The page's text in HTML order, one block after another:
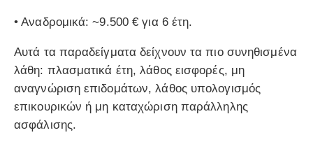
• Αναδρομικά: ~9.500 € για 6 έτη.
Αυτά τα παραδείγματα δείχνουν τα πιο συνηθισμένα
λάθη: πλασματικά έτη, λάθος εισφορές, μη
αναγνώριση επιδομάτων, λάθος υπολογισμός
επικουρικών ή μη καταχώριση παράλληλης
ασφάλισης.